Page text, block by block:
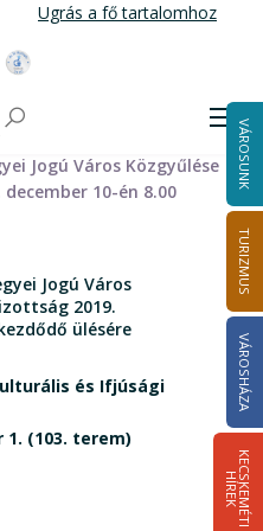
Ugrás a fő tartalomhoz
VÁROSUNK
TURIZMUS
VÁROSHÁZA
K
E
C
S
K
E
M
É
T
I
HÍ
R
E
K
Bizottság 2014-2024
2024
Jogú Város Közgyűlése
10-én 8.00
Jogú Város
2019.
ülésére
és Ifjúsági
1. (103. terem)